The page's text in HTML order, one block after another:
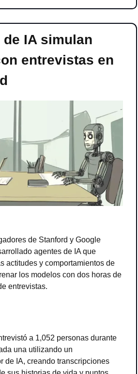
IA simulan
entrevistas en
de Stanford y Google
agentes de IA que
actitudes y comportamientos de
los modelos con dos horas de
entrevistas.
a 1,052 personas durante
una utilizando un
de IA, creando transcripciones